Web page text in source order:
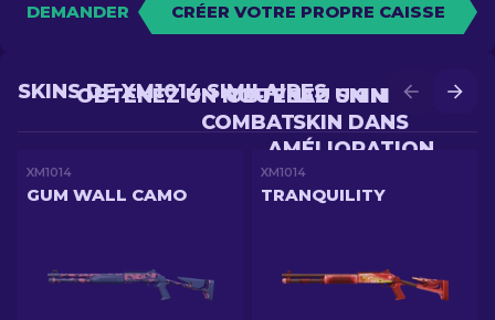
DEMANDER CRÉER VOTRE PROPRE CAISSE
OBTENEZ UN MEILLEUR
SKIN DANS
AMÉLIORATION
OBTENEZ UN NOUVEAU SKIN EN
COMBAT
SKINS DE XM1014 SIMILAIRES
XM1014
GUM WALL CAMO
XM1014
TRANQUILITY